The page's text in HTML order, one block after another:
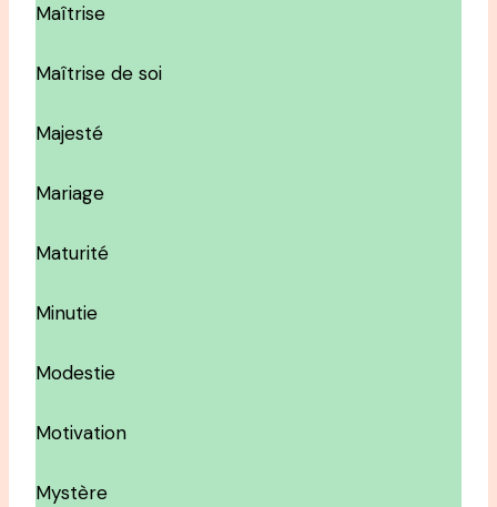
Maîtrise
Maîtrise de soi
Majesté
Mariage
Maturité
Minutie
Modestie
Motivation
Mystère